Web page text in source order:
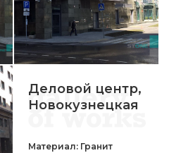
Деловой центр,
Новокузнецкая
Материал: Гранит